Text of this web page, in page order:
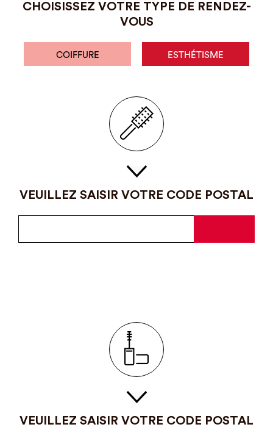
CHOISISSEZ VOTRE TYPE DE RENDEZ-
VOUS
COIFFURE ESTHÉTISME
VEUILLEZ SAISIR VOTRE CODE POSTAL
VEUILLEZ SAISIR VOTRE CODE POSTAL